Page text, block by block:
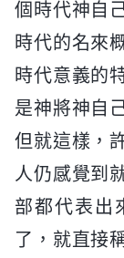
個時代神自
時代的名來
時代意義的
是神將神自
但就這樣，
人仍感覺到
部都代表出
了，就直接